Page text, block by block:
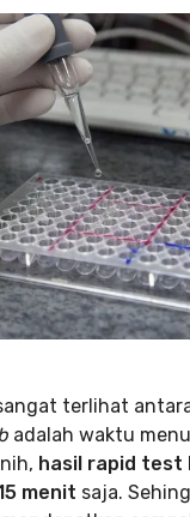
terlihat
adalah waktu
hasil rapid test
menit saja.